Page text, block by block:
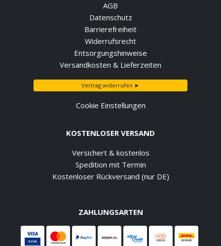
AGB
Datenschutz
Barrierefreiheit
Widerrufsrecht
Entsorgungshinweise
Versandkosten & Lieferzeiten
Vertrag widerrufen ►
Cookie Einstellungen
KOSTENLOSER VERSAND
Versichert & kostenlos
Spedition mit Termin
Kostenloser Rückversand (nur DE)
ZAHLUNGSARTEN